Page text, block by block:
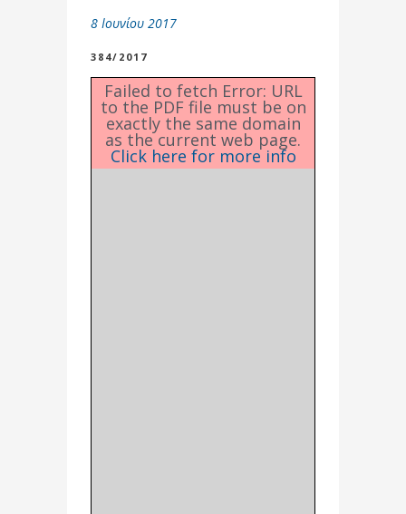
8 Ιουνίου 2017
384/2017
Failed to fetch Error: URL
to the PDF file must be on
exactly the same domain
as the current web page.
Click here for more info